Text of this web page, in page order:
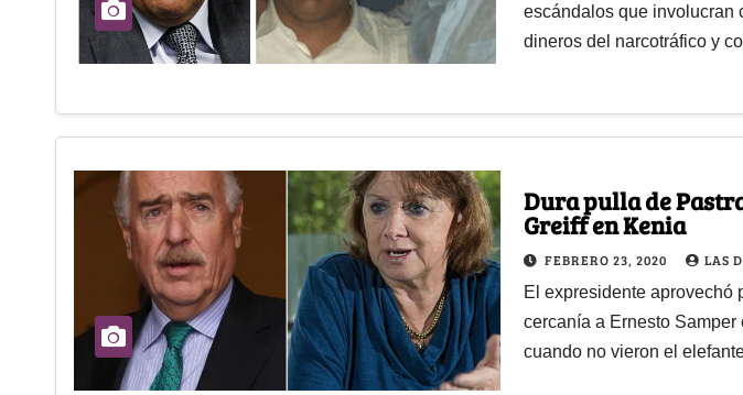
escándalos que involucran
dineros del narcotráfico y
Dura pulla de
Greiff en Kenia
FEBRERO 23, 2020 LAS
El expresidente aprovechó
cercanía a Ernesto Samper
cuando no vieron el